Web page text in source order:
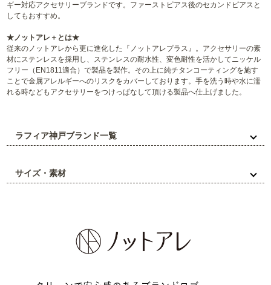
ギー対応アクセサリーブランドです。ファーストピアス後のセカンドピアスと
してもおすすめ。
★ノットアレ＋とは★
従来のノットアレから更に進化した『ノットアレプラス』。アクセサリーの素
材にステンレスを採用し、ステンレスの耐水性、変色耐性を活かしてニッケル
フリー（EN1811適合）で製品を製作。その上に純チタンコーティングを施す
ことで金属アレルギーへのリスクをカバーしております。手を洗う時や水に濡
れる時などもアクセサリーをつけっぱなして頂ける製品へ仕上げました。
ラフィア神戸ブランド一覧
サイズ・素材